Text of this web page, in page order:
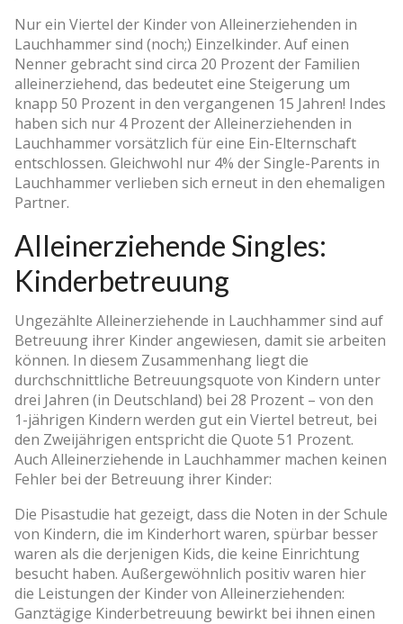
Nur ein Viertel der Kinder von Alleinerziehenden in
Lauchhammer sind (noch;) Einzelkinder. Auf einen
Nenner gebracht sind circa 20 Prozent der Familien
alleinerziehend, das bedeutet eine Steigerung um
knapp 50 Prozent in den vergangenen 15 Jahren! Indes
haben sich nur 4 Prozent der Alleinerziehenden in
Lauchhammer vorsätzlich für eine Ein-Elternschaft
entschlossen. Gleichwohl nur 4% der Single-Parents in
Lauchhammer verlieben sich erneut in den ehemaligen
Partner.
Alleinerziehende Singles:
Kinderbetreuung
Ungezählte Alleinerziehende in Lauchhammer sind auf
Betreuung ihrer Kinder angewiesen, damit sie arbeiten
können. In diesem Zusammenhang liegt die
durchschnittliche Betreuungsquote von Kindern unter
drei Jahren (in Deutschland) bei 28 Prozent – von den
1-jährigen Kindern werden gut ein Viertel betreut, bei
den Zweijährigen entspricht die Quote 51 Prozent.
Auch Alleinerziehende in Lauchhammer machen keinen
Fehler bei der Betreuung ihrer Kinder:
Die Pisastudie hat gezeigt, dass die Noten in der Schule
von Kindern, die im Kinderhort waren, spürbar besser
waren als die derjenigen Kids, die keine Einrichtung
besucht haben. Außergewöhnlich positiv waren hier
die Leistungen der Kinder von Alleinerziehenden:
Ganztägige Kinderbetreuung bewirkt bei ihnen einen